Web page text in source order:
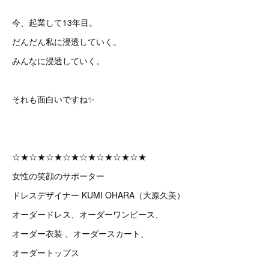
今、起業して13年目。
だんだん私に浸透していく。
みんなに浸透していく。
それも面白いですね✨
☆★☆★☆★☆★☆★☆★☆★☆★
女性の笑顔のサポーター
ドレスデザイナー KUMI OHARA（大原久美）
オーダードレス、オーダーワンピース、
オーダー衣装 、オーダースカート、
オーダートップス